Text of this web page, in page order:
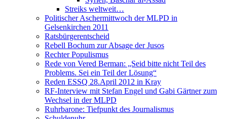
Streiks weltweit…
Politischer Aschermittwoch der MLPD in
Gelsenkirchen 2011
Ratsbürgerentscheid
Rebell Bochum zur Absage der Jusos
Rechter Populismus
Rede von Vered Berman: „Seid bitte nicht Teil des
Problems. Sei ein Teil der Lösung“
Reden ESSQ 28.April 2012 in Kray
RF-Interview mit Stefan Engel und Gabi Gärtner zum
Wechsel in der MLPD
Ruhrbarone: Tiefpunkt des Journalismus